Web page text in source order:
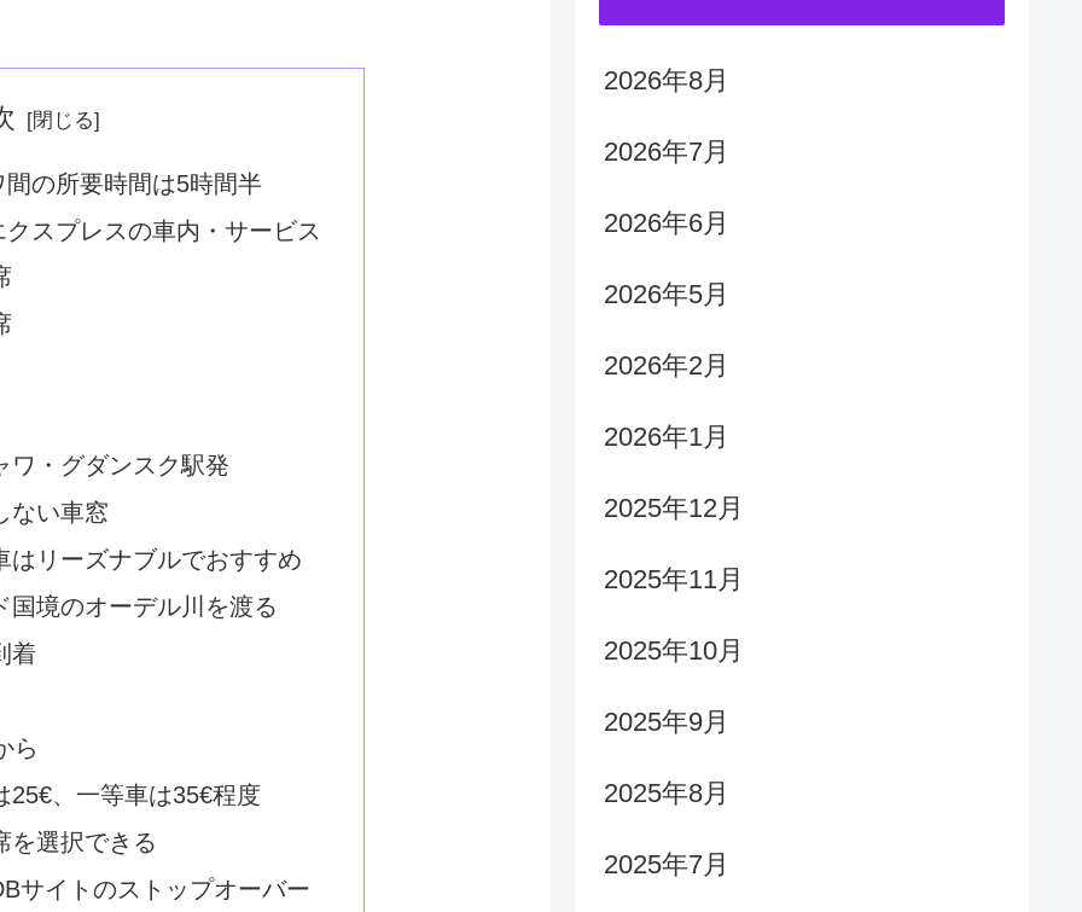
の所要時間は5時間半
スプレスの車内・サービス
ワ・グダンスク駅発
ない車窓
はリーズナブルでおすすめ
国境のオーデル川を渡る
着
ら
25€、一等車は35€程度
を選択できる
サイトのストップオーバー
2026年8月
2026年7月
2026年6月
2026年5月
2026年2月
2026年1月
2025年12月
2025年11月
2025年10月
2025年9月
2025年8月
2025年7月